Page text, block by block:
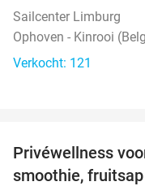
Sailcenter Limburg
Ophoven - Kinrooi
Verkocht: 121
Privéwellness
smoothie,